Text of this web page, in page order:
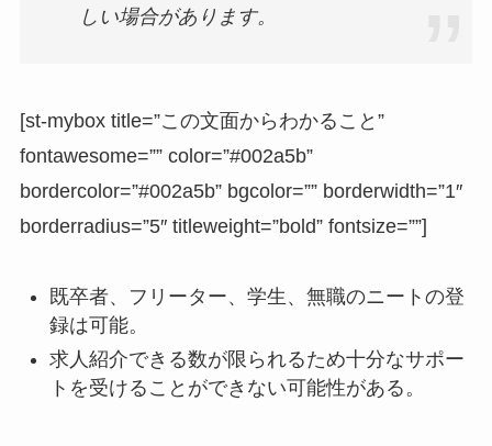
しい場合があります。
[st-mybox title=”この文面からわかること”
fontawesome=”” color=”#002a5b”
bordercolor=”#002a5b” bgcolor=”” borderwidth=”1″
borderradius=”5″ titleweight=”bold” fontsize=””]
既卒者、フリーター、学生、無職のニートの登
録は可能。
求人紹介できる数が限られるため十分なサポー
トを受けることができない可能性がある。